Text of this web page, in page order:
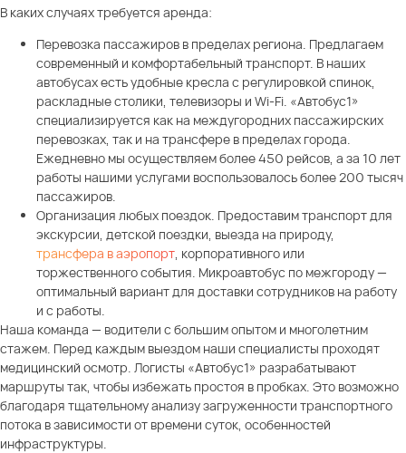
В каких случаях требуется аренда:
Перевозка пассажиров в пределах региона. Предлагаем
современный и комфортабельный транспорт. В наших
автобусах есть удобные кресла с регулировкой спинок,
раскладные столики, телевизоры и Wi-Fi. «Автобус1»
специализируется как на междугородних пассажирских
перевозках, так и на трансфере в пределах города.
Ежедневно мы осуществляем более 450 рейсов, а за 10 лет
работы нашими услугами воспользовалось более 200 тысяч
пассажиров.
Организация любых поездок. Предоставим транспорт для
экскурсии, детской поездки, выезда на природу,
трансфера в аэропорт , корпоративного или
торжественного события. Микроавтобус по межгороду —
оптимальный вариант для доставки сотрудников на работу
и с работы.
Наша команда — водители с большим опытом и многолетним
стажем. Перед каждым выездом наши специалисты проходят
медицинский осмотр. Логисты «Автобус1» разрабатывают
маршруты так, чтобы избежать простоя в пробках. Это возможно
благодаря тщательному анализу загруженности транспортного
потока в зависимости от времени суток, особенностей
инфраструктуры.